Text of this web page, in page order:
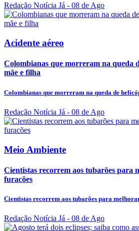
Redação Notícia Já - 08 de Ago
Acidente aéreo
Colombianas que morreram na queda
mãe e filha
Colombianas que morreram na queda de
Redação Notícia Já - 08 de Ago
Meio Ambiente
Cientistas recorrem aos tubarões para
furacões
Cientistas recorrem aos tubarões para
Redação Notícia Já - 08 de Ago